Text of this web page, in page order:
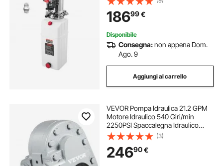
2900 PSI, Pompa con Serbatoio in
Plastica per Sollevatore Rimorchio
18699€
Disponibile
Consegna:non appena Dom.
Ago. 9
Aggiungi al carrello
VEVOR Pompa Idraulica 21.2 GPM
Motore Idraulico 540 Giri/min
2250PSI Spaccalegna Idraulico
Porta di Uscita SAE 12 per
Spaccalegna per Sollevatore
Portellone Camion, Sollevatore a
Forbice
(3)
24690€